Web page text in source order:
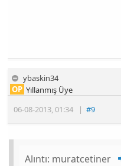
ybaskin34
06-08-2013,01:34 |#9
OP Yıllanmış Üye
Alıntı: muratcetiner